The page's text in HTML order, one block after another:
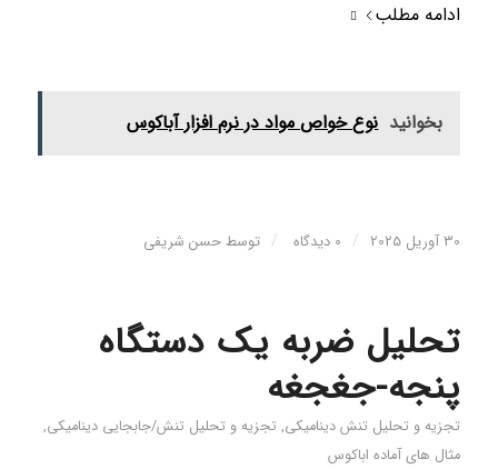
ادامه مطلب
بخوانید نوع خواص مواد در نرم افزار آباکوس
30 آوریل 2025 / 0 دیدگاه / توسطحسن شریفی
تحلیل ضربه یک دستگاه
پنجه-جغجغه
تجزیه و تحلیل تنش دینامیکی, تجزیه و تحلیل تنش/جابجایی دینامیکی,
مثال های آماده اباکوس